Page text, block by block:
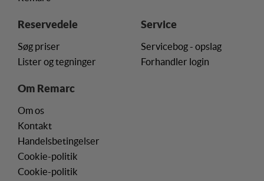
Reservedele
Søg priser
Lister og tegninger
Service
Servicebog - opslag
Forhandler login
Om Remarc
Om os
Kontakt
Handelsbetingelser
Cookie-politik
Cookie-politik